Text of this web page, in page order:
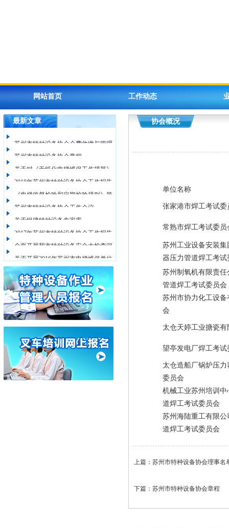
网站首页 工作动态
考试考核 检验机构
最新文章
苏州市特种设备协会会费收缴与管理
办法
苏州市特种设备协会章程
关于对《无纸化电梯维保工作规范》
征求意见稿征询意见的通知 - 苏州市
2018年苏州市特种设备协会工作报告
《电梯监督检验和定期检验规则》第
2号修改单宣贯班的通知
苏州市特种设备协会工作会议
关于组建特种设备专家库
2017年苏州市特种设备协会工作报告
全面开展我市特种设备安全大检查深
化隐患 大整治专项行动方案
关于开展2016年苏州市电梯维保单位
星级评定的通知
协会概况
单位名称
张家港市焊工考试委
常熟市焊工考试委员
苏州工业设备安装
器压力管道焊工考试
苏州制氧机有限责
管道焊工考试委员会
苏州市协力化工设
会
太仓天婷工业搪瓷
望亭发电厂焊工考试
太仓造船厂锅炉压
委员会
机械工业苏州培训
道焊工考试委员会
苏州海陆重工有限
道焊工考试委员会
上篇： 苏州市特种设备协会理事名
下篇： 苏州市特种设备协会章程